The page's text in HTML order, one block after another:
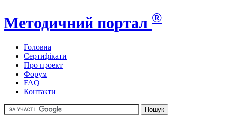
Методичний портал ®
Головна
Сертифікати
Про проект
Форум
FAQ
Контакти